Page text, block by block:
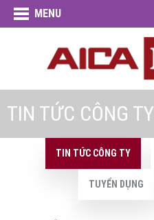
MENU
TIN TỨC CÔNG TY
TIN TỨC CÔNG TY
TUYỂN DỤNG